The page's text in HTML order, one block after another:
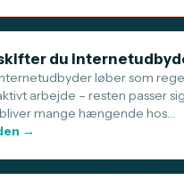
du
løber som
arbejde – resten passer
mange hængende hos…
→